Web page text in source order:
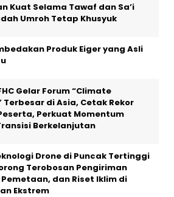
Kuat Selama Tawaf dan Sa’i
Umroh Tetap Khusyuk
Produk Eiger yang Asli
Gelar Forum “Climate
Terbesar di Asia, Cetak Rekor
Perkuat Momentum
Berkelanjutan
Drone di Puncak Tertinggi
Terobosan Pengiriman
dan Riset Iklim di
Ekstrem